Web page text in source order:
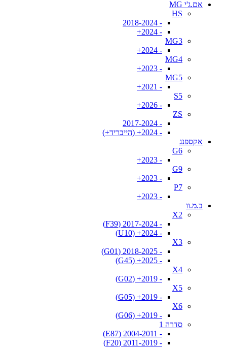
אם.ג'י MG
HS
- 2018-2024
- 2024+
MG3
- 2024+
MG4
- 2023+
MG5
- 2021+
S5
- 2026+
ZS
- 2017-2024
- 2024+ (הייבריד+)
אקספנג
G6
- 2023+
G9
- 2023+
P7
- 2023+
ב.מ.וו
X2
- 2017-2024 (F39)
- 2024+ (U10)
X3
- 2018-2025 (G01)
- 2025+ (G45)
X4
- 2019+ (G02)
X5
- 2019+ (G05)
X6
- 2019+ (G06)
סדרה 1
- 2004-2011 (E87)
- 2011-2019 (F20)